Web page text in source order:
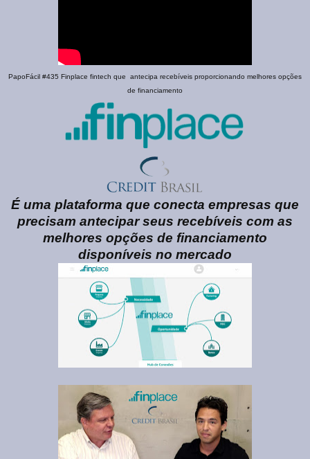
PapoFácil #435 Finplace fintech que antecipa recebíveis proporcionando melhores opções
de financiamento
É uma plataforma que conecta empresas que
precisam antecipar seus recebíveis com as
melhores opções de financiamento
disponíveis no mercado